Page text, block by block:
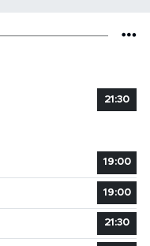
21:30
19:00
19:00
21:30